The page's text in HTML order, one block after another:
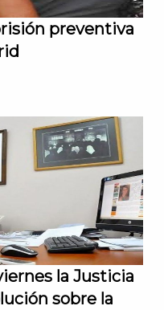
preventiva
la Justicia
sobre la